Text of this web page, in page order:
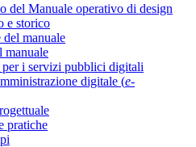
del Manuale operativo di design
e storico
del manuale
manuale
i servizi pubblici digitali
digitale (e-
pratiche